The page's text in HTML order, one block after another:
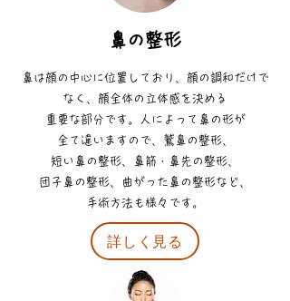
鼻の整形
鼻は顔の中心に位置しており、顔の調和だけで
なく、顔全体の立体感を決める
重要な部分です。人によって鼻の形が
全て違いますので、鷲鼻の整形、
短い鼻の整形、鼻筋・鼻先の整形、
団子鼻の整形、曲がった鼻の整形など、
手術方法も様々です。
詳しく見る